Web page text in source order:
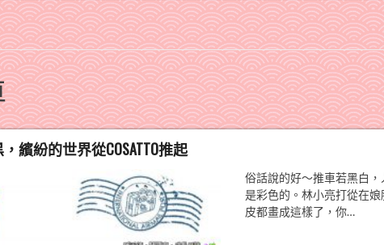
繽紛的世界從COSATTO推起
俗話說的好～推車若黑白
是彩色的。林小亮打從在
皮都畫成這樣了，你…